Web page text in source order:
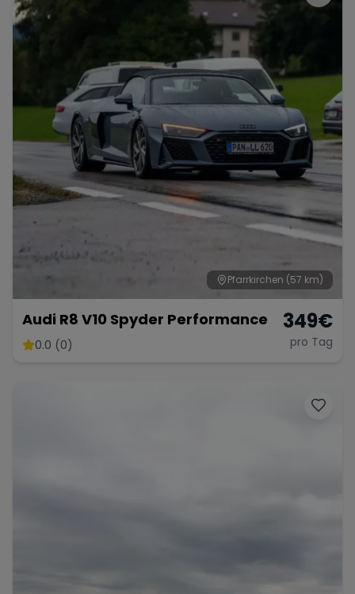
Chevrolet
Bentley Rolls Royce Aston Martin
Bugatti Lotus Maserati
Pfarrkirchen (57 km)
Audi R8 V10 Spyder Performance
0.0 (0)
349€
pro Tag